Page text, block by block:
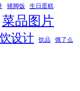
猪脚饭 生日蛋糕
菜品图片
设计 饮品 饿了么